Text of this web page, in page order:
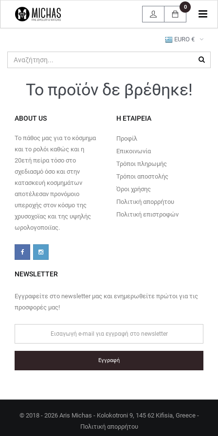
EURO €
0
Το προϊόν δε βρέθηκε!
ABOUT US
Το πάθος μας για το κόσμημα
και το ρολόι καθώς και η
20ετή πείρα τόσο στο
σχεδιασμό όσο και στην
κατασκευή κοσμημάτων
αποτέλεσαν προνόμοιο
υπεροχής στον κόσμο της
χρυσοχοϊας και της υψηλής
ωρολογοποιϊας.
Η ΕΤΑΙΡΕΊΑ
Προφίλ
Επικοινωνία
Τρόποι πληρωμής
Τρόποι αποστολής
Όροι χρήσης
Πολιτική απορρήτου
Πολιτική επιστροφών
NEWSLETTER
Εγγραφείτε στο newsletter μας και ενημερωθείτε πρώτοι για τις
προσφορές μας!
Εγγραφή
© 2018 - 2026 Aris Michas - Kolokotroni 9, 145 62 Kifisia, Greece -
Πολιτική απορρήτου